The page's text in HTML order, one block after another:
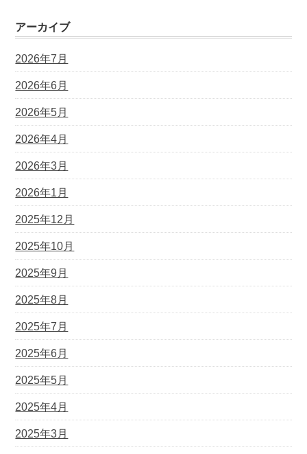
アーカイブ
2026年7月
2026年6月
2026年5月
2026年4月
2026年3月
2026年1月
2025年12月
2025年10月
2025年9月
2025年8月
2025年7月
2025年6月
2025年5月
2025年4月
2025年3月